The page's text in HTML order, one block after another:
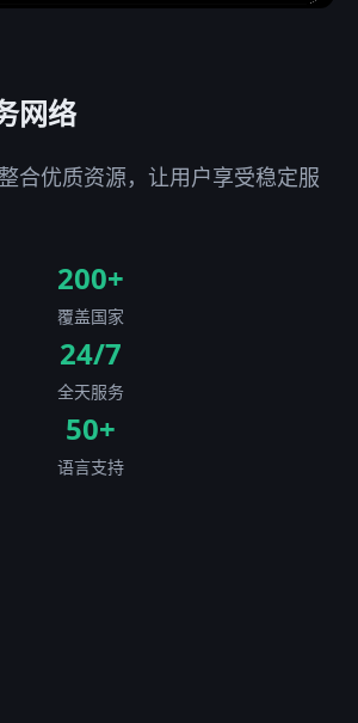
网络
合优质资源，让用户享受稳定服
200+
覆盖国家
24/7
全天服务
50+
语言支持